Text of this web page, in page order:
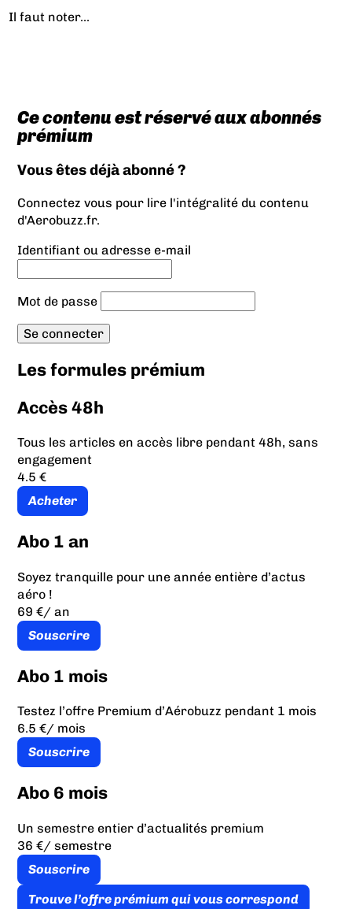
Il faut noter...
Ce contenu est réservé aux abonnés
prémium
Vous êtes déjà abonné ?
Connectez vous pour lire l'intégralité du contenu
d'Aerobuzz.fr.
Identifiant ou adresse e-mail
Mot de passe
Les formules prémium
Accès 48h
Tous les articles en accès libre pendant 48h, sans
engagement
4.5 €
Acheter
Abo 1 an
Soyez tranquille pour une année entière d’actus
aéro !
69 €/ an
Souscrire
Abo 1 mois
Testez l’offre Premium d’Aérobuzz pendant 1 mois
6.5 €/ mois
Souscrire
Abo 6 mois
Un semestre entier d’actualités premium
36 €/ semestre
Souscrire
Trouve l’offre prémium qui vous correspond